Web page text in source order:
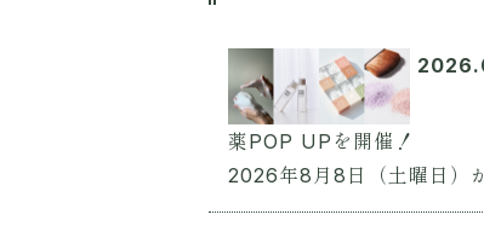
薬POP UPを開催！
2026年8月8日（土曜日）